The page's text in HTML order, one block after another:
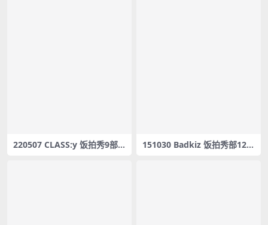
220507 CLASS:y 饭拍秀9部fa
151030 Badkiz 饭拍秀部12fa